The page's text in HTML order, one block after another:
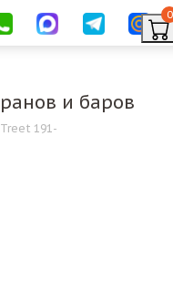
0
и баров
191-